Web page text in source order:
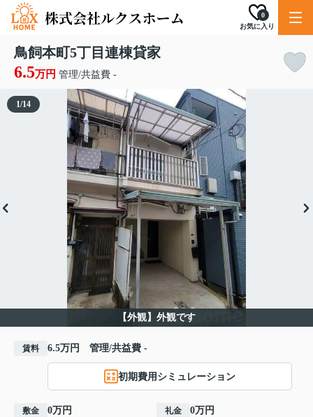
お気に入り
0
鳥飼本町5丁目連棟貸家
6.5万円 管理/共益費 -
【外観】外観です
1/14
賃料 6.5万円 管理/共益費 -
初期費用シミュレーション
敷金 0万円 礼金 0万円